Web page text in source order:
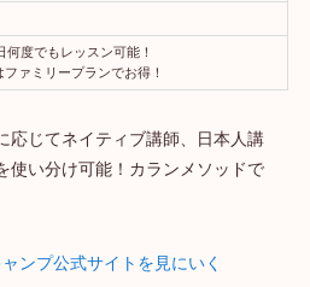
何度でもレッスン可能！
ァミリープランでお得！
応じてネイティブ講師、日本人講
使い分け可能！カランメソッドで
ンプ公式サイトを見にいく